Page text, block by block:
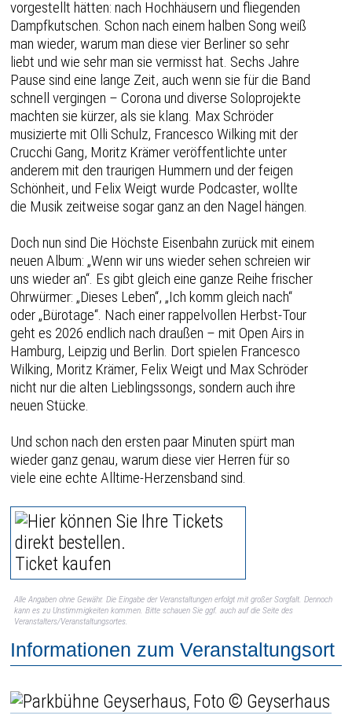
vorgestellt hätten: nach Hochhäusern und fliegenden
Dampfkutschen. Schon nach einem halben Song weiß
man wieder, warum man diese vier Berliner so sehr
liebt und wie sehr man sie vermisst hat. Sechs Jahre
Pause sind eine lange Zeit, auch wenn sie für die Band
schnell vergingen – Corona und diverse Soloprojekte
machten sie kürzer, als sie klang. Max Schröder
musizierte mit Olli Schulz, Francesco Wilking mit der
Crucchi Gang, Moritz Krämer veröffentlichte unter
anderem mit den traurigen Hummern und der feigen
Schönheit, und Felix Weigt wurde Podcaster, wollte
die Musik zeitweise sogar ganz an den Nagel hängen.
Doch nun sind Die Höchste Eisenbahn zurück mit einem
neuen Album: „Wenn wir uns wieder sehen schreien wir
uns wieder an“. Es gibt gleich eine ganze Reihe frischer
Ohrwürmer: „Dieses Leben“, „Ich komm gleich nach“
oder „Bürotage“. Nach einer rappelvollen Herbst-Tour
geht es 2026 endlich nach draußen – mit Open Airs in
Hamburg, Leipzig und Berlin. Dort spielen Francesco
Wilking, Moritz Krämer, Felix Weigt und Max Schröder
nicht nur die alten Lieblingssongs, sondern auch ihre
neuen Stücke.
Und schon nach den ersten paar Minuten spürt man
wieder ganz genau, warum diese vier Herren für so
viele eine echte Alltime-Herzensband sind.
Ticket kaufen
Alle Angaben ohne Gewähr. Die Eingabe der Veranstaltungen erfolgt mit großer Sorgfalt. Dennoch
kann es zu Unstimmigkeiten kommen. Bitte schauen Sie ggf. auch auf die Seite des
Veranstalters/Veranstaltungsortes.
Informationen zum Veranstaltungsort